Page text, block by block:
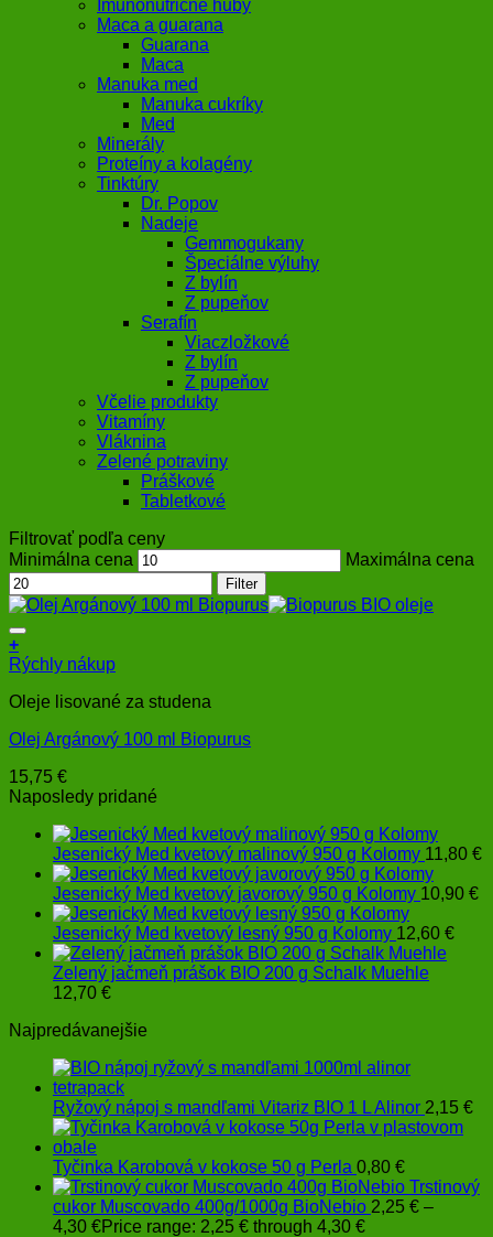
Imunonutričné huby
Maca a guarana
Guarana
Maca
Manuka med
Manuka cukríky
Med
Minerály
Proteíny a kolagény
Tinktúry
Dr. Popov
Nadeje
Gemmogukany
Špeciálne výluhy
Z bylín
Z pupeňov
Serafín
Viaczložkové
Z bylín
Z pupeňov
Včelie produkty
Vitamíny
Vláknina
Zelené potraviny
Práškové
Tabletkové
Filtrovať podľa ceny
Minimálna cena
Maximálna cena
Filter
+
Rýchly nákup
Oleje lisované za studena
Olej Argánový 100 ml Biopurus
15,75 €
Naposledy pridané
Jesenický Med kvetový malinový 950 g Kolomy 11,80 €
Jesenický Med kvetový javorový 950 g Kolomy 10,90 €
Jesenický Med kvetový lesný 950 g Kolomy 12,60 €
Zelený jačmeň prášok BIO 200 g Schalk Muehle
12,70 €
Najpredávanejšie
Ryžový nápoj s mandľami Vitariz BIO 1 L Alinor 2,15 €
Tyčinka Karobová v kokose 50 g Perla 0,80 €
Trstinový
cukor Muscovado 400g/1000g BioNebio 2,25 € –
4,30 €Price range: 2,25 € through 4,30 €